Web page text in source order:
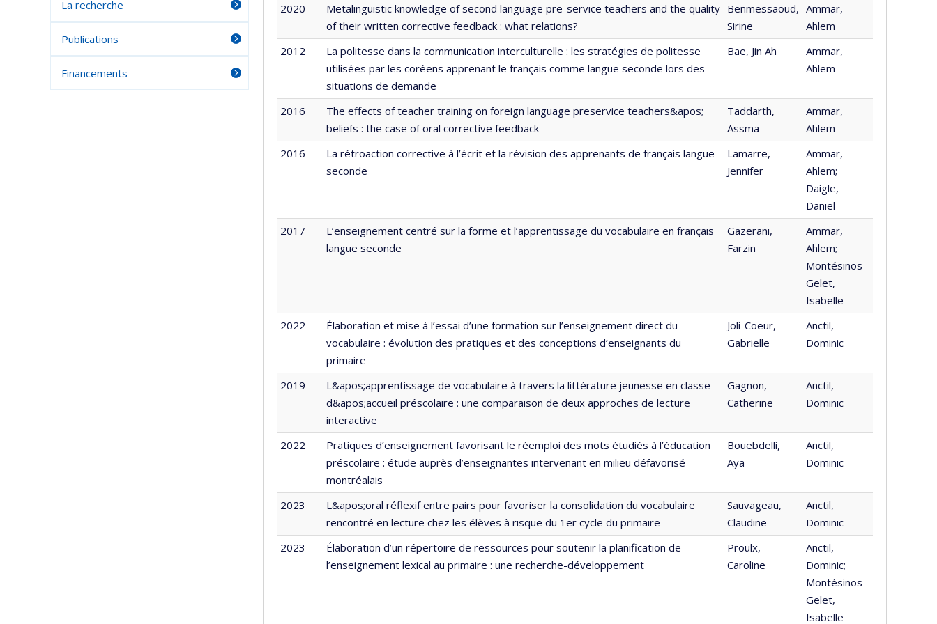
2020
Metalinguistic knowledge of second language pre-service teachers and the quality
of their written corrective feedback : what relations?
Benmessaoud,
Sirine
Ammar,
Ahlem
2012
La politesse dans la communication interculturelle : les stratégies de politesse
utilisées par les coréens apprenant le français comme langue seconde lors des
situations de demande
Bae, Jin Ah
Ammar,
Ahlem
2016
The effects of teacher training on foreign language preservice teachers&apos;
beliefs : the case of oral corrective feedback
Taddarth,
Assma
Ammar,
Ahlem
2016
La rétroaction corrective à l’écrit et la révision des apprenants de français langue
seconde
Lamarre,
Jennifer
Ammar,
Ahlem;
Daigle,
Daniel
2017
L’enseignement centré sur la forme et l’apprentissage du vocabulaire en français
langue seconde
Gazerani,
Farzin
Ammar,
Ahlem;
Montésinos-
Gelet,
Isabelle
2022
Élaboration et mise à l’essai d’une formation sur l’enseignement direct du
vocabulaire : évolution des pratiques et des conceptions d’enseignants du
primaire
Joli-Coeur,
Gabrielle
Anctil,
Dominic
2019
L&apos;apprentissage de vocabulaire à travers la littérature jeunesse en classe
d&apos;accueil préscolaire : une comparaison de deux approches de lecture
interactive
Gagnon,
Catherine
Anctil,
Dominic
2022
Pratiques d’enseignement favorisant le réemploi des mots étudiés à l’éducation
préscolaire : étude auprès d’enseignantes intervenant en milieu défavorisé
montréalais
Bouebdelli,
Aya
Anctil,
Dominic
2023
L&apos;oral réflexif entre pairs pour favoriser la consolidation du vocabulaire
rencontré en lecture chez les élèves à risque du 1er cycle du primaire
Sauvageau,
Claudine
Anctil,
Dominic
2023
Élaboration d’un répertoire de ressources pour soutenir la planification de
l’enseignement lexical au primaire : une recherche-développement
Proulx,
Caroline
Anctil,
Dominic;
Montésinos-
Gelet,
Isabelle
La recherche
Publications
Financements